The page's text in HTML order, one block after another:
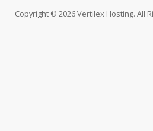
Copyright © 2026 Vertilex Hosting. All